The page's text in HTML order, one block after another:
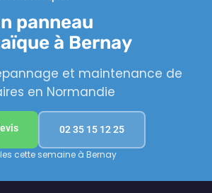
panneau
à Bernay
et maintenance de
en Normandie
02 35 15 12 25
cette semaine à Bernay